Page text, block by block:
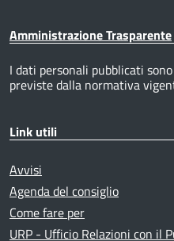
Amministrazione Trasparente
I dati personali pubblicati
previste dalla normativa
Link utili
Avvisi
Agenda del consiglio
Come fare per
URP - Ufficio Relazioni con il